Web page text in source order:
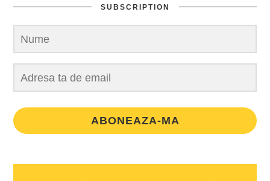
SUBSCRIPTION
ABONEAZA-MA